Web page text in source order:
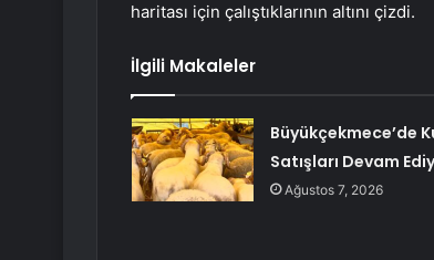
haritası için çalıştıklarının altını çizdi.
İlgili Makaleler
Büyükçekmece’de
Satışları Devam
Ağustos 7, 2026